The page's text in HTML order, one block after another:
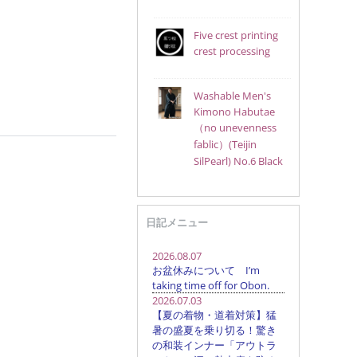
Five crest printing
crest processing
Washable Men's
Kimono Habutae
（no unevenness
fablic）(Teijin
SilPearl) No.6 Black
日記メニュー